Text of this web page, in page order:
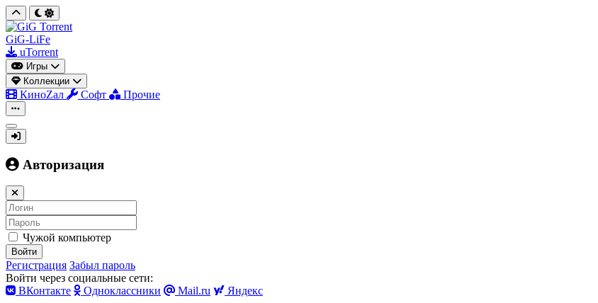
GiG-LiFe
uTorrent
Игры
Коллекции
КиноZал Софт Прочие
Авторизация
Чужой компьютер
Войти
Регистрация Забыл пароль
Войти через социальные сети:
ВКонтакте
Одноклассники Mail.ru Яндекс